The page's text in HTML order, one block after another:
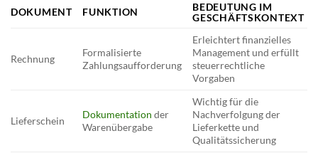
DOKUMENT FUNKTION
BEDEUTUNG IM
GESCHÄFTSKONTEXT
Rechnung
Formalisierte
Zahlungsaufforderung
Erleichtert finanzielles
Management und erfüllt
steuerrechtliche
Vorgaben
Lieferschein
Dokumentation der
Warenübergabe
Wichtig für die
Nachverfolgung der
Lieferkette und
Qualitätssicherung